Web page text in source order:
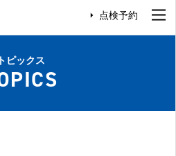
点検予約
トピックス